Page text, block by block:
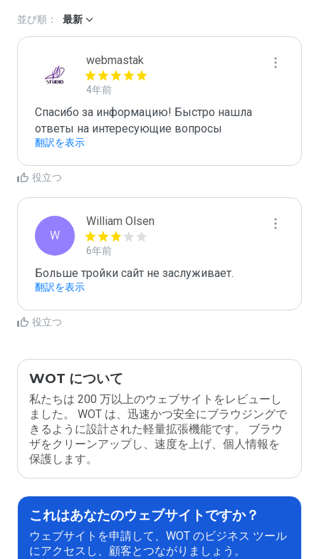
並び順： 最新
webmastak
4年前
Спасибо за информацию! Быстро нашла
ответы на интересующие вопросы
翻訳を表示
役立つ
W
William Olsen
6年前
Больше тройки сайт не заслуживает.
翻訳を表示
役立つ
WOT について
私たちは 200 万以上のウェブサイトをレビューし
ました。 WOT は、迅速かつ安全にブラウジングで
きるように設計された軽量拡張機能です。 ブラウ
ザをクリーンアップし、速度を上げ、個人情報を
保護します。
これはあなたのウェブサイトですか？
ウェブサイトを申請して、WOT のビジネス ツール
にアクセスし、顧客とつながりましょう。